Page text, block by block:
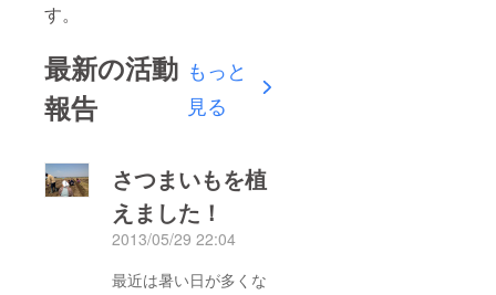
す。
最新の活動
報告
もっと
見る
さつまいもを植
えました！
2013/05/29 22:04
最近は暑い日が多くな